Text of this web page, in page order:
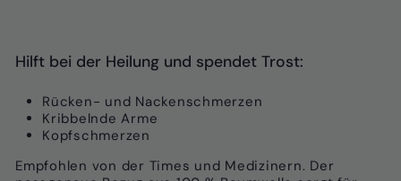
Hilft bei der Heilung und spendet Trost:
Rücken- und Nackenschmerzen
Kribbelnde Arme
Kopfschmerzen
Empfohlen von der Times und Medizinern. Der